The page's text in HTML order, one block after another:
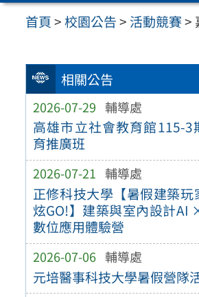
首頁>校園公告> 活動競賽>
相關公告
2026-07-29 輔導處
高雄市立社會教育館115-3
育推廣班
2026-07-21 輔導處
正修科技大學【暑假建築玩
炫GO!】建築與室內設計AI
數位應用體驗營
2026-07-06 輔導處
元培醫事科技大學暑假營隊